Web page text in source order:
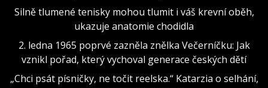
Silně tlumené tenisky mohou tlumit i váš krevní oběh,
ukazuje anatomie chodidla
2. ledna 1965 poprvé zazněla znělka Večerníčku: Jak
vznikl pořad, který vychoval generace českých dětí
„Chci psát písničky, ne točit reelska.“ Katarzia o selhání,